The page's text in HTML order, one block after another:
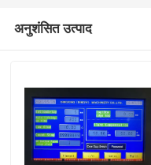
अनुशंसित उत्पाद